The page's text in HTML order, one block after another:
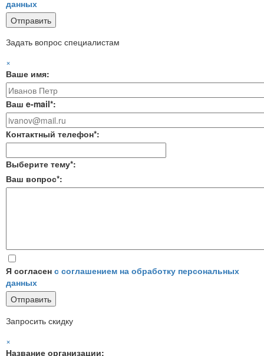
данных
Задать вопрос специалистам
×
Ваше имя:
Ваш e-mail*:
Контактный телефон*:
Выберите тему*:
Ваш вопрос*:
Я согласен с соглашением на обработку персональных
данных
Запросить скидку
×
Название организации: